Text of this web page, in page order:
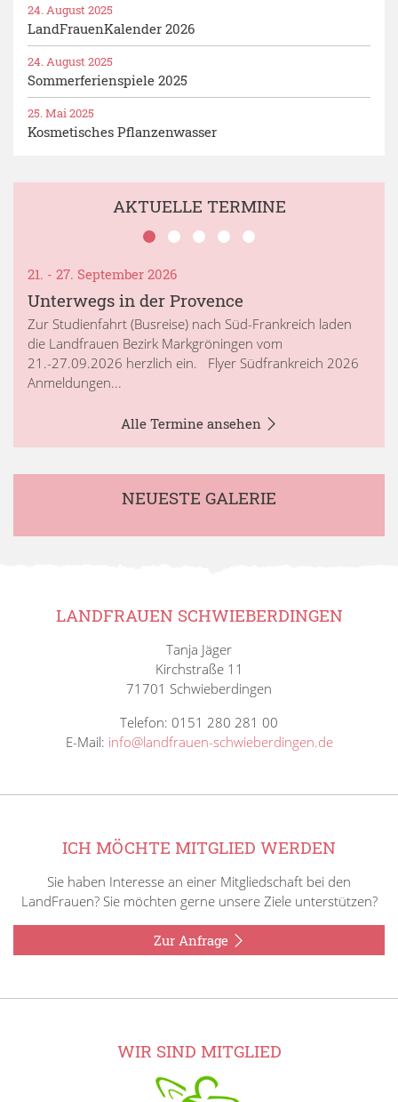
LandFrauenKalender 2026
24. August 2025
Sommerferienspiele 2025
24. August 2025
Kosmetisches Pflanzenwasser
25. Mai 2025
AKTUELLE TERMINE
21. - 27. September 2026
Unterwegs in der Provence
Zur Studienfahrt (Busreise) nach Süd-Frankreich laden
die Landfrauen Bezirk Markgröningen vom
21.-27.09.2026 herzlich ein. Flyer Südfrankreich 2026
Anmeldungen...
Alle Termine ansehen
NEUESTE GALERIE
LANDFRAUEN SCHWIEBERDINGEN
Tanja Jäger
Kirchstraße 11
71701 Schwieberdingen
Telefon: 0151 280 281 00
E-Mail: info@landfrauen-schwieberdingen.de
ICH MÖCHTE MITGLIED WERDEN
Sie haben Interesse an einer Mitgliedschaft bei den
LandFrauen? Sie möchten gerne unsere Ziele unterstützen?
Zur Anfrage
WIR SIND MITGLIED